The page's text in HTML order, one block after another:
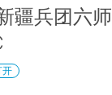
疆兵团六师
开